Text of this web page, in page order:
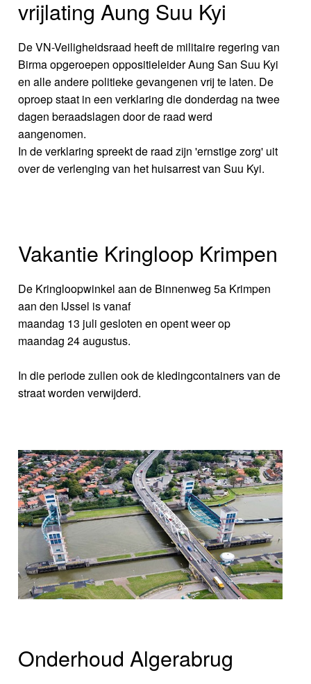
vrijlating Aung Suu Kyi
De VN-Veiligheidsraad heeft de militaire regering van
Birma opgeroepen oppositieleider Aung San Suu Kyi
en alle andere politieke gevangenen vrij te laten. De
oproep staat in een verklaring die donderdag na twee
dagen beraadslagen door de raad werd
aangenomen.
In de verklaring spreekt de raad zijn 'ernstige zorg' uit
over de verlenging van het huisarrest van Suu Kyi.
Vakantie Kringloop Krimpen
De Kringloopwinkel aan de Binnenweg 5a Krimpen
aan den IJssel is vanaf
maandag 13 juli gesloten en opent weer op
maandag 24 augustus.
In die periode zullen ook de kledingcontainers van de
straat worden verwijderd.
Onderhoud Algerabrug